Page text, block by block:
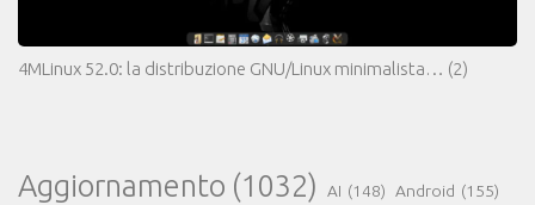
4MLinux 52.0: la distribuzione GNU/Linux minimalista… (2)
Aggiornamento (1032) AI (148) Android (155)